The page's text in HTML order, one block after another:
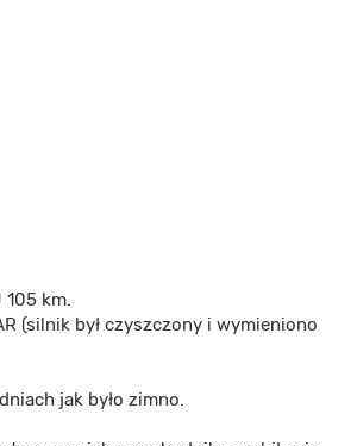
105 km.
(silnik był czyszczony i wymieniono
jak było zimno.